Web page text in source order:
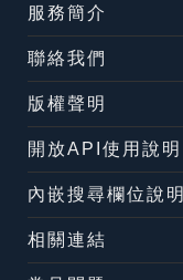
服務簡介
聯絡我們
版權聲明
開放API使用說明
內嵌搜尋欄位說明
相關連結